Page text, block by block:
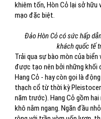
khiêm tốn, Hòn Cỏ lại sở hữu
mạo đặc biệt.
Đảo Hòn Cỏ có sức hấp
khách quốc tế
Trải qua sự bào mòn của
được tạo nên bởi những khối
Hang Cỏ - hay còn gọi là
thạch cổ từ thời kỳ
năm trước). Hang Cỏ gồm
khô nằm ngang. Ngăn đầu